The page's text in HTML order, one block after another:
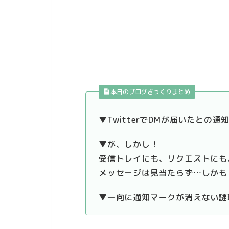
本日のブログざっくりまとめ
▼TwitterでDMが届いたとの通知
▼が、しかし！
受信トレイにも、リクエストにも
メッセージは見当たらず…しかも
▼一向に通知マークが消えない謎